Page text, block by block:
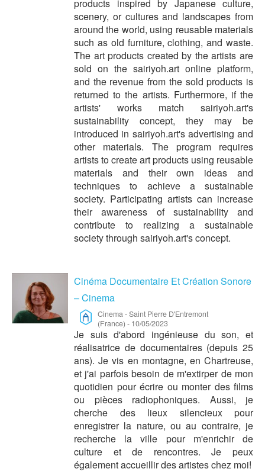
products inspired by Japanese culture,
scenery, or cultures and landscapes from
around the world, using reusable materials
such as old furniture, clothing, and waste.
The art products created by the artists are
sold on the sairiyoh.art online platform,
and the revenue from the sold products is
returned to the artists. Furthermore, if the
artists' works match sairiyoh.art's
sustainability concept, they may be
introduced in sairiyoh.art's advertising and
other materials. The program requires
artists to create art products using reusable
materials and their own ideas and
techniques to achieve a sustainable
society. Participating artists can increase
their awareness of sustainability and
contribute to realizing a sustainable
society through sairiyoh.art's concept.
Cinéma Documentaire Et Création Sonore
– Cinema
Cinema-Saint Pierre D'Entremont
(France) - 10/05/2023
Je suis d'abord ingénieuse du son, et
réalisatrice de documentaires (depuis 25
ans). Je vis en montagne, en Chartreuse,
et j'ai parfois besoin de m'extirper de mon
quotidien pour écrire ou monter des films
ou pièces radiophoniques. Aussi, je
cherche des lieux silencieux pour
enregistrer la nature, ou au contraire, je
recherche la ville pour m'enrichir de
culture et de rencontres. Je peux
également accueillir des artistes chez moi!